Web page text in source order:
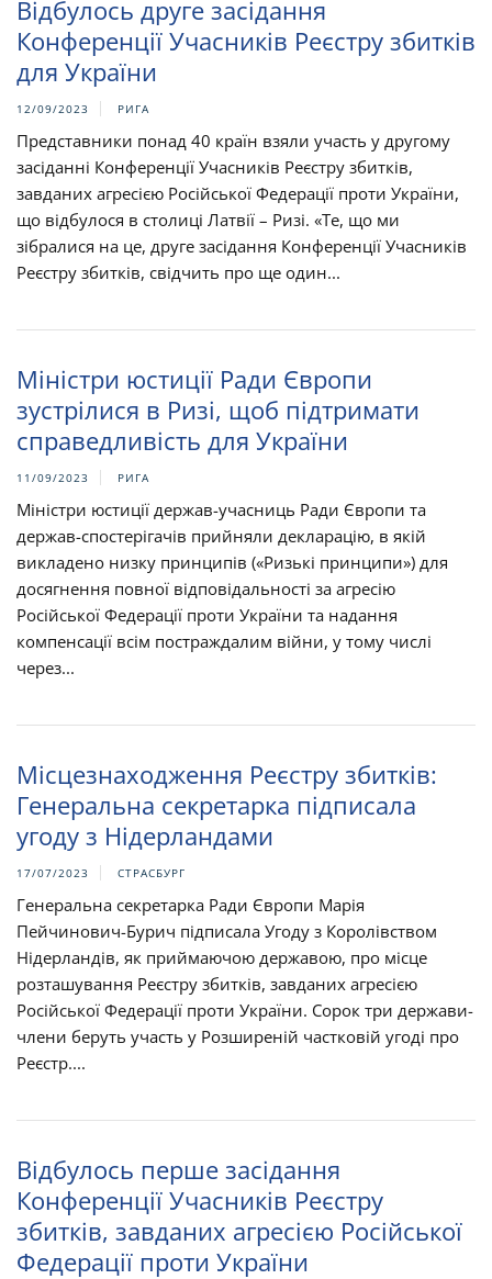
Відбулось друге засідання
Конференції Учасників Реєстру збитків
для України
12/09/2023 РИГА
Представники понад 40 країн взяли участь у другому
засіданні Конференції Учасників Реєстру збитків,
завданих агресією Російської Федерації проти України,
що відбулося в столиці Латвії – Ризі. «Те, що ми
зібралися на це, друге засідання Конференції Учасників
Реєстру збитків, свідчить про ще один...
Міністри юстиції Ради Європи
зустрілися в Ризі, щоб підтримати
справедливість для України
11/09/2023 РИГА
Міністри юстиції держав-учасниць Ради Європи та
держав-спостерігачів прийняли декларацію, в якій
викладено низку принципів («Ризькі принципи») для
досягнення повної відповідальності за агресію
Російської Федерації проти України та надання
компенсації всім постраждалим війни, у тому числі
через...
Місцезнаходження Реєстру збитків:
Генеральна секретарка підписала
угоду з Нідерландами
17/07/2023 СТРАСБУРГ
Генеральна секретарка Ради Європи Марія
Пейчинович-Бурич підписала Угоду з Королівством
Нідерландів, як приймаючою державою, про місце
розташування Реєстру збитків, завданих агресією
Російської Федерації проти України. Сорок три держави-
члени беруть участь у Розширеній частковій угоді про
Реєстр....
Відбулось перше засідання
Конференції Учасників Реєстру
збитків, завданих агресією Російської
Федерації проти України